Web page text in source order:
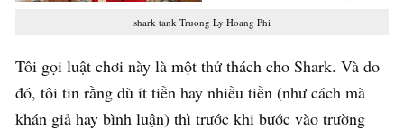
shark tank Truong Ly Hoang Phi
Tôi gọi luật chơi này là một thử thách cho Shark. Và do
đó, tôi tin rằng dù ít tiền hay nhiều tiền (như cách mà
khán giả hay bình luận) thì trước khi bước vào trường